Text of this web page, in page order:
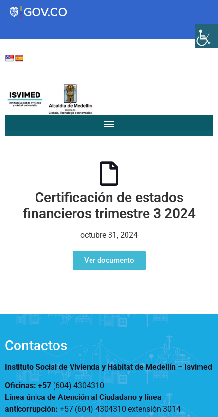
Transparencia
Participa
Hábitat de Medellín
Servicios
Mejoramiento de
Vivienda
Vivienda Nueva
Acompañamiento Social
Notificaciones
Directorio de servidores
Encuesta de Percepción
A+ A A-
Tamaño de la
fuente
Contraste
Centro de relevo
Más Información sobre Accesibilidad
Certificación de estados
financieros trimestre 3 2024
octubre 31, 2024
Ver documento
Contactos
Instituto Social de Vivienda y Hábitat de Medellín –Isvimed
Oficinas: +57 (604) 4304310
Línea única de Atención al Ciudadano y línea
anticorrupción: +57 (604) 4304310 extensión3014